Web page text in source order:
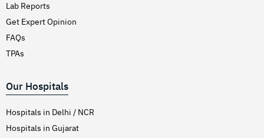
Lab Reports
Get Expert Opinion
FAQs
TPAs
Our Hospitals
Hospitals in Delhi / NCR
Hospitals in Gujarat